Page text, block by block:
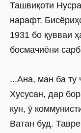
Ташвиқоти
нарафт.
1931 бо қувваи
босмачиёни
...Ана, ман ба ту
Хусусан, дар
кун, ӯ
Ватан буд.